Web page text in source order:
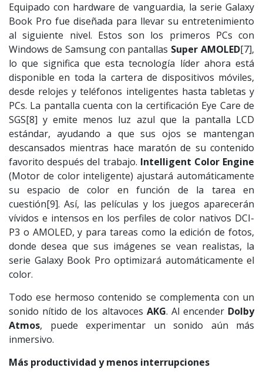
Equipado con hardware de vanguardia, la serie Galaxy
Book Pro fue diseñada para llevar su entretenimiento
al siguiente nivel. Estos son los primeros PCs con
Windows de Samsung con pantallas Super AMOLED[7],
lo que significa que esta tecnología líder ahora está
disponible en toda la cartera de dispositivos móviles,
desde relojes y teléfonos inteligentes hasta tabletas y
PCs. La pantalla cuenta con la certificación Eye Care de
SGS[8] y emite menos luz azul que la pantalla LCD
estándar, ayudando a que sus ojos se mantengan
descansados mientras hace maratón de su contenido
favorito después del trabajo. Intelligent Color Engine
(Motor de color inteligente) ajustará automáticamente
su espacio de color en función de la tarea en
cuestión[9]. Así, las películas y los juegos aparecerán
vívidos e intensos en los perfiles de color nativos DCI-
P3 o AMOLED, y para tareas como la edición de fotos,
donde desea que sus imágenes se vean realistas, la
serie Galaxy Book Pro optimizará automáticamente el
color.
Todo ese hermoso contenido se complementa con un
sonido nítido de los altavoces AKG. Al encender Dolby
Atmos, puede experimentar un sonido aún más
inmersivo.
Más productividad y menos interrupciones